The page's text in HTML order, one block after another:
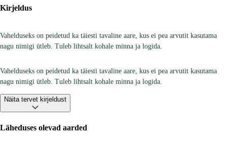
Kirjeldus
Vahelduseks on peidetud ka täiesti tavaline aare, kus ei pea arvutit kasutama
nagu nimigi ütleb. Tuleb lihtsalt kohale minna ja logida.
Vahelduseks on peidetud ka täiesti tavaline aare, kus ei pea arvutit kasutama
nagu nimigi ütleb. Tuleb lihtsalt kohale minna ja logida.
Näita tervet kirjeldust
Läheduses olevad aarded